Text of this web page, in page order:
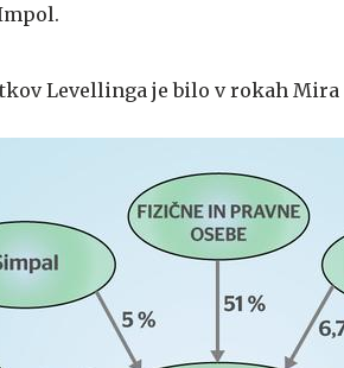
Levellinga je bilo v rokah Mira